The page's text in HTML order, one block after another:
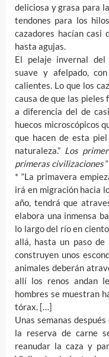
deliciosa y grasa para
tendones para los
cazadores hacían casi
hasta agujas.
El pelaje invernal del
suave y afelpado,
calientes. Lo que los
causa de que las
a diferencia del de
huecos microscópicos
que hacen de esta
naturaleza.” Los
primeras civilizaciones”
* “La primavera
irá en migración hacia
año, tendrá que
elabora una inmensa
lo largo del río en
allá, hasta un paso
construyen unos
animales deberán
allí los renos andan
hombres se muestran
tórax. […]
Unas semanas
la reserva de carne
reanudar la caza y